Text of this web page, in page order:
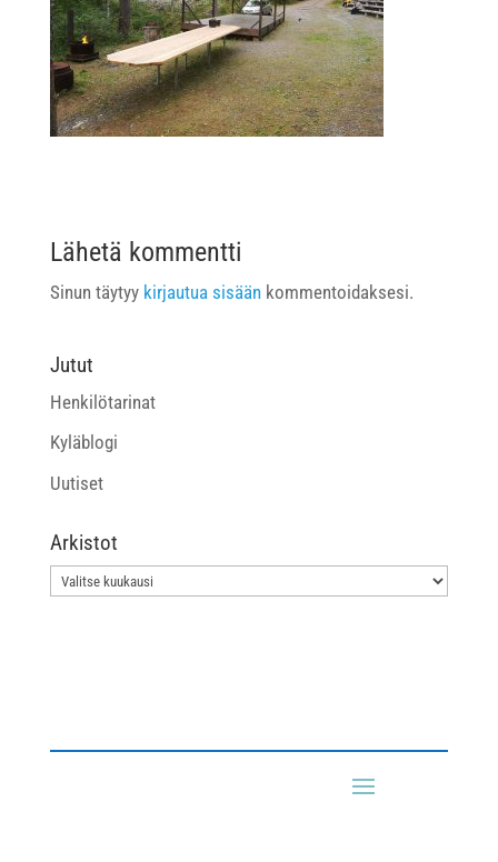
Lähetä kommentti
Sinun täytyy kirjautua sisäänkommentoidaksesi.
Jutut
Henkilötarinat
Kyläblogi
Uutiset
Arkistot
Arkistot